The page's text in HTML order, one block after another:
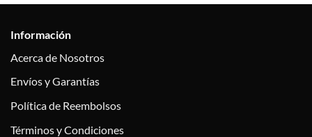
Información
Acerca de Nosotros
Envíos y Garantías
Política de Reembolsos
Términos y Condiciones